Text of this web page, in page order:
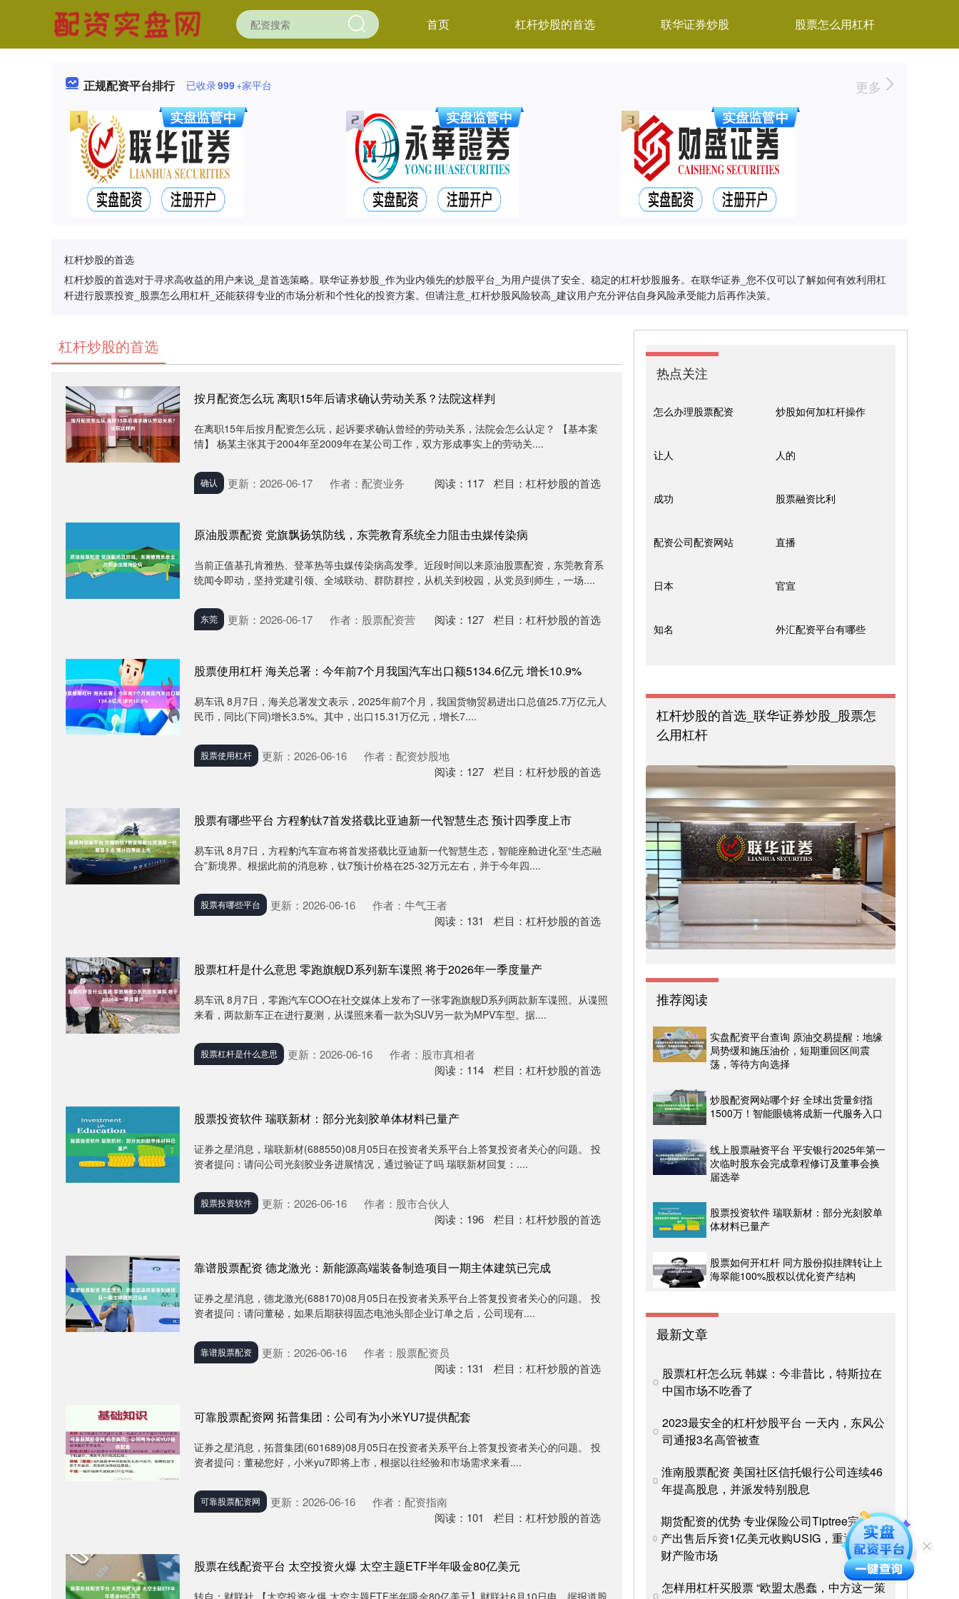
首页 杠杆炒股的首选 联华证券炒股 股票怎么用杠杆
正规配资平台排行 已收录999+家平台 更多
杠杆炒股的首选
杠杆炒股的首选对于寻求高收益的用户来说_是首选策略。联华证券炒股_作为业内领先的炒股平台_为用户提供了安全、稳定的杠杆炒股服务。在联华证券_您不仅可以了解如何有效利用杠
杆进行股票投资_股票怎么用杠杆_还能获得专业的市场分析和个性化的投资方案。但请注意_杠杆炒股风险较高_建议用户充分评估自身风险承受能力后再作决策。
杠杆炒股的首选
按月配资怎么玩 离职15年后请求确认劳动关系？法院这样判
在离职15年后按月配资怎么玩，起诉要求确认曾经的劳动关系，法院会怎么认定？ 【基本案
情】 杨某主张其于2004年至2009年在某公司工作，双方形成事实上的劳动关....
确认 更新：2026-06-17 作者：配资业务 阅读： 117 栏目： 杠杆炒股的首选
原油股票配资 党旗飘扬筑防线，东莞教育系统全力阻击虫媒传染病
当前正值基孔肯雅热、登革热等虫媒传染病高发季。近段时间以来原油股票配资，东莞教育系
统闻令即动，坚持党建引领、全域联动、群防群控，从机关到校园，从党员到师生，一场....
东莞 更新：2026-06-17 作者：股票配资营 阅读： 127 栏目： 杠杆炒股的首选
股票使用杠杆 海关总署：今年前7个月我国汽车出口额5134.6亿元 增长10.9%
易车讯 8月7日，海关总署发文表示，2025年前7个月，我国货物贸易进出口总值25.7万亿元人
民币，同比(下同)增长3.5%。其中，出口15.31万亿元，增长7....
股票使用杠杆 更新：2026-06-16
作者：配资炒股地
阅读： 127 栏目： 杠杆炒股的首选
股票有哪些平台 方程豹钛7首发搭载比亚迪新一代智慧生态 预计四季度上市
易车讯 8月7日，方程豹汽车宣布将首发搭载比亚迪新一代智慧生态，智能座舱进化至“生态融
合”新境界。根据此前的消息称，钛7预计价格在25-32万元左右，并于今年四....
股票有哪些平台 更新：2026-06-16
作者：牛气王者
阅读： 131 栏目： 杠杆炒股的首选
股票杠杆是什么意思 零跑旗舰D系列新车谍照 将于2026年一季度量产
易车讯 8月7日，零跑汽车COO在社交媒体上发布了一张零跑旗舰D系列两款新车谍照。从谍照
来看，两款新车正在进行夏测，从谍照来看一款为SUV另一款为MPV车型。据....
股票杠杆是什么意思 更新：2026-06-16
作者：股市真相者
阅读： 114 栏目： 杠杆炒股的首选
股票投资软件 瑞联新材：部分光刻胶单体材料已量产
证券之星消息，瑞联新材(688550)08月05日在投资者关系平台上答复投资者关心的问题。 投
资者提问：请问公司光刻胶业务进展情况，通过验证了吗 瑞联新材回复：....
股票投资软件 更新：2026-06-16
作者：股市合伙人
阅读： 196 栏目： 杠杆炒股的首选
靠谱股票配资 德龙激光：新能源高端装备制造项目一期主体建筑已完成
证券之星消息，德龙激光(688170)08月05日在投资者关系平台上答复投资者关心的问题。 投
资者提问：请问董秘，如果后期获得固态电池头部企业订单之后，公司现有....
靠谱股票配资 更新：2026-06-16
作者：股票配资员
阅读： 131 栏目： 杠杆炒股的首选
可靠股票配资网 拓普集团：公司有为小米YU7提供配套
证券之星消息，拓普集团(601689)08月05日在投资者关系平台上答复投资者关心的问题。 投
资者提问：董秘您好，小米yu7即将上市，根据以往经验和市场需求来看....
可靠股票配资网 更新：2026-06-16
作者：配资指南
阅读： 101 栏目： 杠杆炒股的首选
股票在线配资平台 太空投资火爆 太空主题ETF半年吸金80亿美元
转自：财联社 【太空投资火爆 太空主题ETF半年吸金80亿美元】财联社6月10日电，据报道股
热点关注
怎么办理股票配资 炒股如何加杠杆操作
让人 人的
成功 股票融资比利
配资公司配资网站 直播
日本 官宣
知名 外汇配资平台有哪些
杠杆炒股的首选_联华证券炒股_股票怎
么用杠杆
推荐阅读
实盘配资平台查询 原油交易提醒：地缘
局势缓和施压油价，短期重回区间震
荡，等待方向选择
炒股配资网站哪个好 全球出货量剑指
1500万！智能眼镜将成新一代服务入口
线上股票融资平台 平安银行2025年第一
次临时股东会完成章程修订及董事会换
届选举
股票投资软件 瑞联新材：部分光刻胶单
体材料已量产
股票如何开杠杆 同方股份拟挂牌转让上
海翠能100%股权以优化资产结构
最新文章
股票杠杆怎么玩 韩媒：今非昔比，特斯拉在
中国市场不吃香了
2023最安全的杠杆炒股平台 一天内，东风公
司通报3名高管被查
淮南股票配资 美国社区信托银行公司连续46
年提高股息，并派发特别股息
期货配资的优势 专业保险公司Tiptree完成资
产出售后斥资1亿美元收购USIG，重返专业
财产险市场
怎样用杠杆买股票 “欧盟太愚蠢，中方这一策